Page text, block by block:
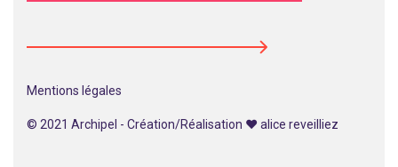
Mentions légales
© 2021 Archipel - Création/Réalisation ♥alice reveilliez